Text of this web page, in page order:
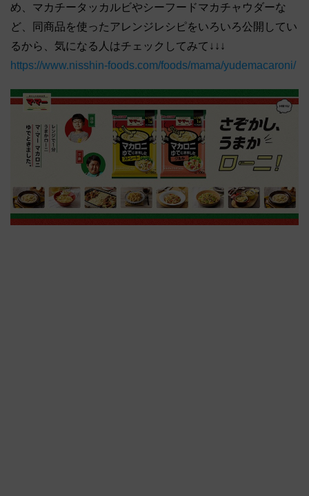
め、マカチータッカルビやシーフードマカチャウダーな
ど、同商品を使ったアレンジレシピをいろいろ公開してい
るから、気になる人はチェックしてみて↓↓↓
https://www.nisshin-foods.com/foods/mama/yudemacaroni/